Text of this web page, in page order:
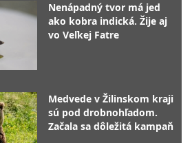
Nenápadný tvor má jed
ako kobra indická. Žije aj
vo Veľkej Fatre
Medvede v Žilinskom kraji
sú pod drobnohľadom.
Začala sa dôležitá kampaň